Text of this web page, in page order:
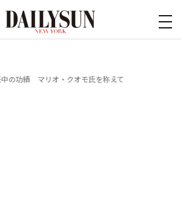
の功績 マリオ・クオモ氏を称えて